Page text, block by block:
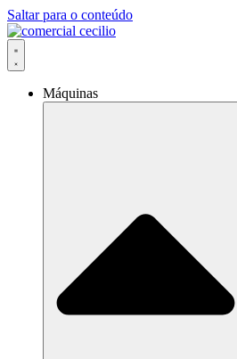
Saltar para o conteúdo
Máquinas